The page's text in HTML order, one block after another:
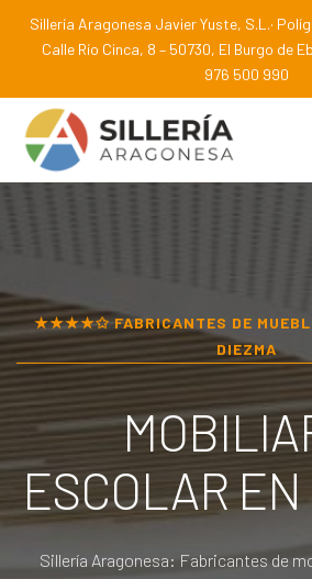
Sillería Aragonesa Javier Yuste, S.L.·
Calle Río Cinca, 8 – 50730, El Burgo de
976 500 990
★★★★✩ FABRICANTES DE
DIEZMA
ESCOLAR EN
Sillería Aragonesa: Fabricantes de